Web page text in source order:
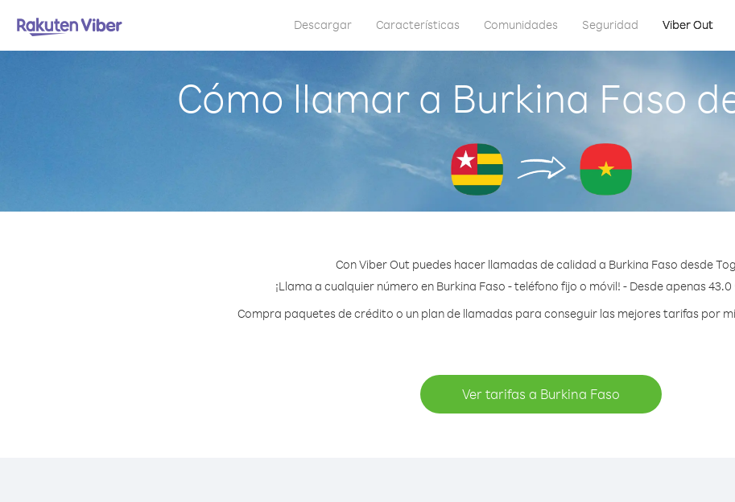
Descargar Características Comunidades Seguridad Viber Out
Cómo llamar a Burkina Faso
Con Viber Out puedes hacer llamadas de calidad a Burkina Faso desde
¡Llama a cualquier número en Burkina Faso - teléfono fijo o móvil! - Desde apenas
Compra paquetes de crédito o un plan de llamadas para conseguir las mejores tarifas por
Ver tarifas a Burkina Faso